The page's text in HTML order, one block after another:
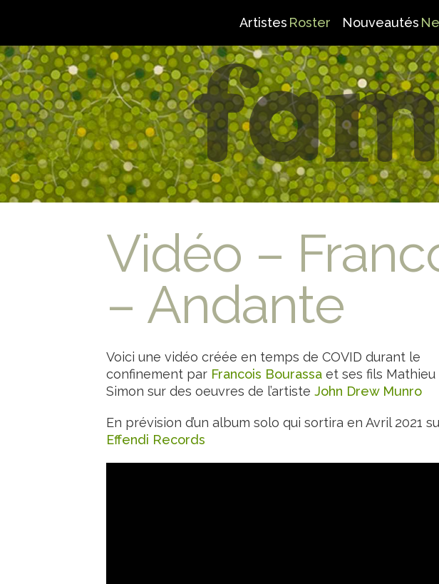
Artistes Roster Nouveautés
Vidéo –
– Andante
Voici une vidéo créée en temps de COVID durant le
confinement par Francois Bourassa et ses fils
Simon sur des oeuvres de l’artisteJohn Drew Munro
En prévision d’un album solo qui sortira en Avril 2021
Effendi Records